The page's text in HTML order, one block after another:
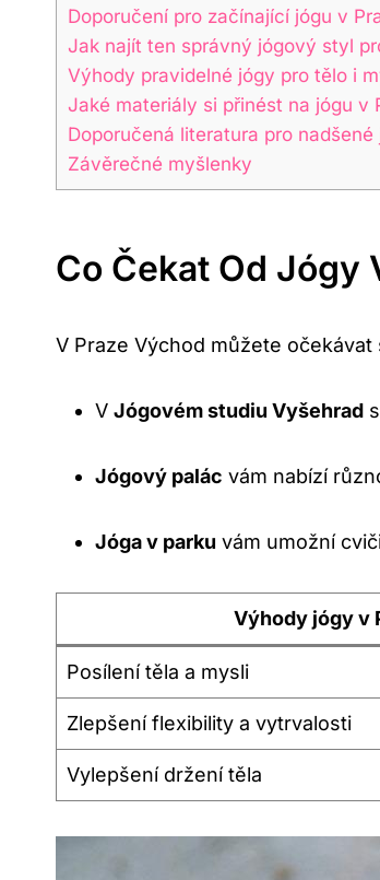
Doporučení pro začínající jógu v
Jak najít ten správný jógový styl
Výhody pravidelné jógy pro tělo i
Jaké materiály si přinést na jógu v
Doporučená literatura pro
Závěrečné myšlenky
Co Čekat Od Jógy
V Praze Východ můžete
V Jógovém studiu Vyšehrad
Jógový palác vám nabízí
Jóga v parku vám umožní
Výhody jógy v
Posílení těla a mysli
Zlepšení flexibility a vytrvalosti
Vylepšení držení těla